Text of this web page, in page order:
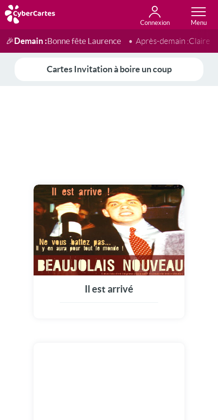
Connexion
Anniversaire
Fête du jour
Amour
Amitié
Merci
Toutes les cartes
🎉Demain :Bonne fête Laurence Après-demain :Claire
Cartes Invitation à boire un coup
Il est arrivé